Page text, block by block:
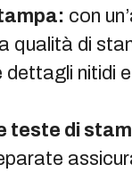
con
qualità di
dettagli nitidi
teste di